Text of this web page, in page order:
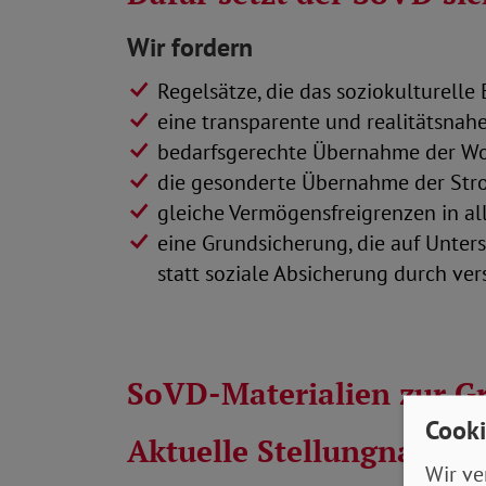
Wir fordern
Regelsätze, die das
eine transparente und
bedarfsgerechte Übernahme der
die gesonderte Übernahme der
gleiche Vermögensfreigrenzen in
eine Grundsicherung, die auf
statt soziale Absicherung durch
SoVD-Materialien zur
Aktuelle
Wir